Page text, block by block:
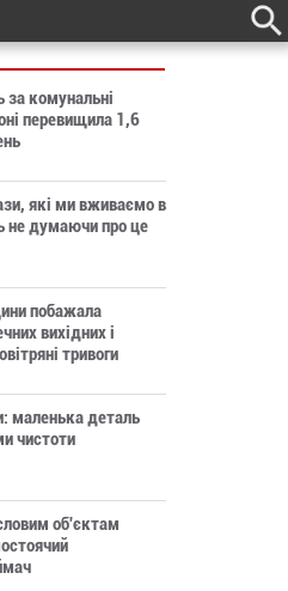
за комунальні
перевищила 1,6
які ми вживаємо в
не думаючи про це
побажала
вихідних і
тривоги
маленька деталь
чистоти
об'єктам